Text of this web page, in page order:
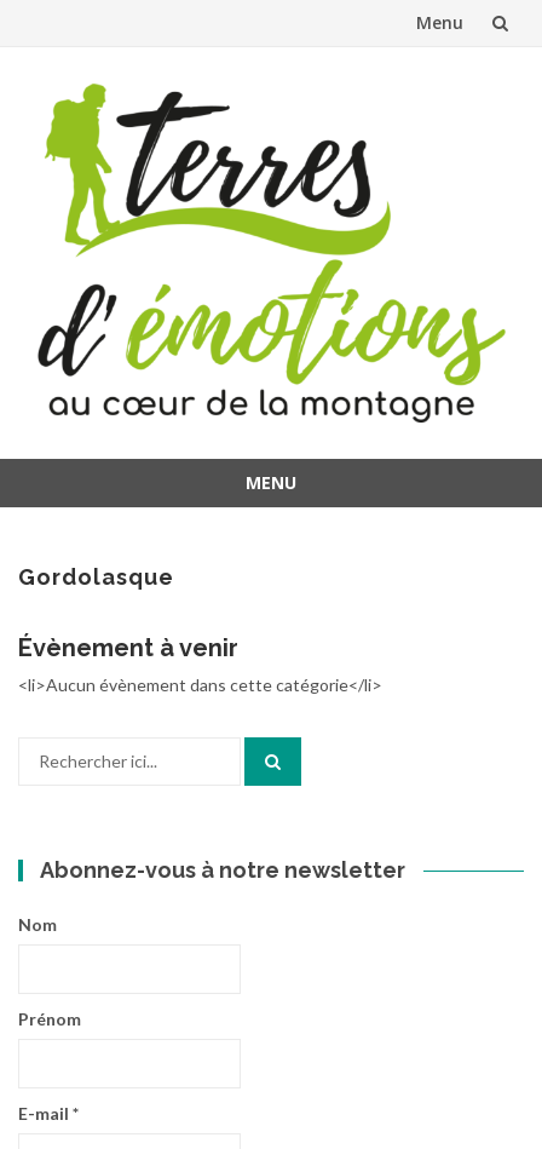
Menu
contenu
MENU
contenu
Gordolasque
Évènement à venir
<li>Aucun évènement dans cette catégorie</li>
Abonnez-vous à notre newsletter
Nom
Prénom
E-mail *